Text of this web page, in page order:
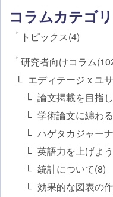
コラムカテゴリ
トピックス(4)
研究者向けコラム
エディテージ x ユ
論文掲載を目指
学術論文に纏わ
ハゲタカジャー
英語力を上げよ
統計について(8)
効果的な図表の